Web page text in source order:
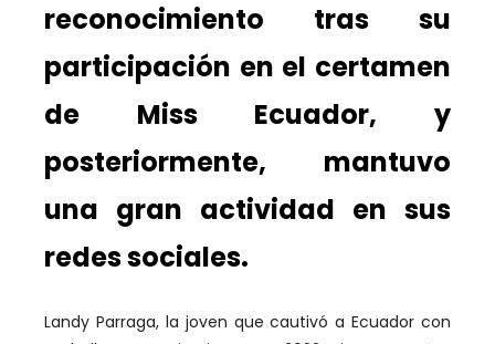
reconocimiento tras su
participación en el certamen
de Miss Ecuador, y
posteriormente, mantuvo
una gran actividad en sus
redes sociales.
Landy Parraga, la joven que cautivó a Ecuador con